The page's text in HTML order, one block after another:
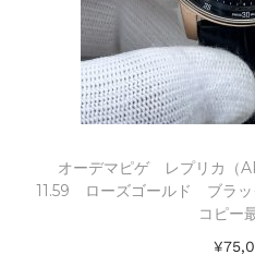
オーデマピゲ レプリカ（
11.59 ローズゴールド ブラ
コピー
¥